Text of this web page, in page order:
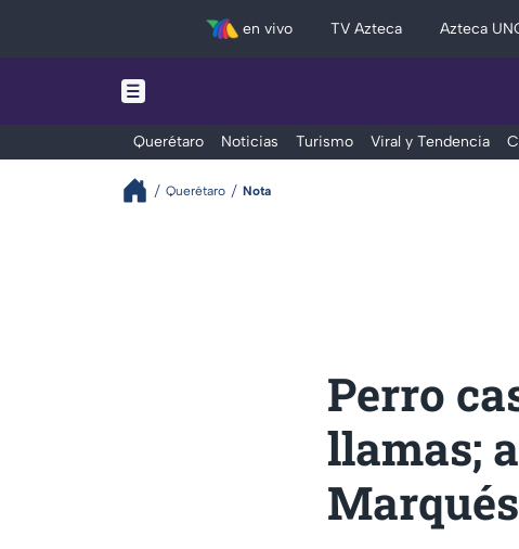
en vivo TV Azteca Azteca
Querétaro Noticias Turismo Viral y Tendencia
Querétaro Nota
Perro
llamas;
Marqués